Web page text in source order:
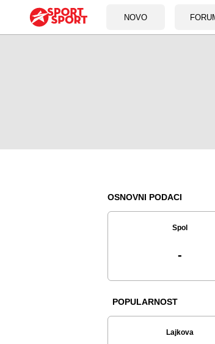
NOVO
OSNOVNI PODACI
Spol
-
POPULARNOST
Lajkova